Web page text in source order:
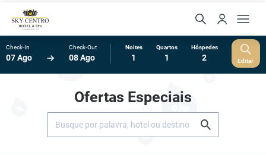
Check-In
07 Ago
Check-Out
08 Ago
Noites
1
Quartos
1
Hóspedes
2 Editar
Ofertas Especiais